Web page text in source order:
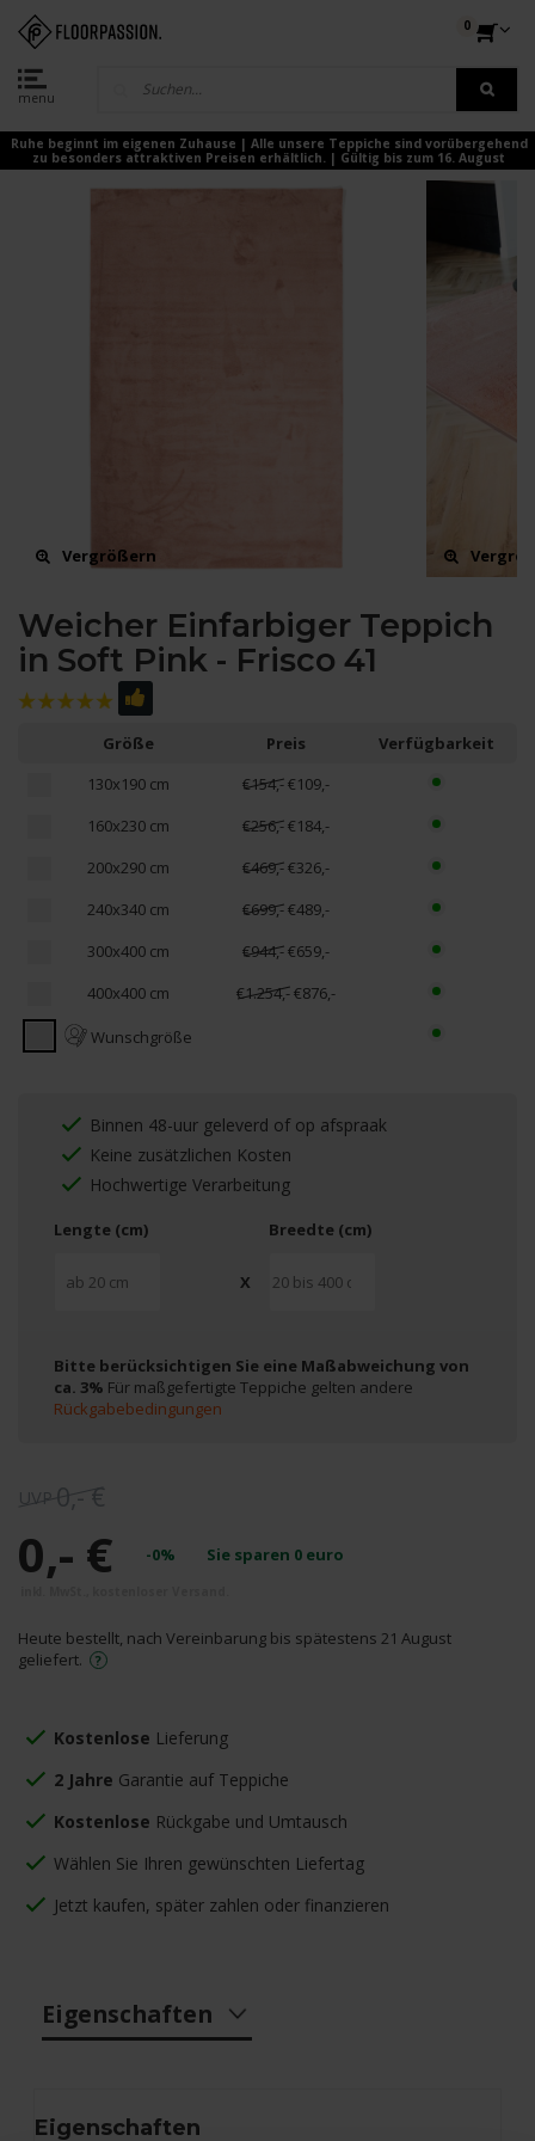
menu
0
Ruhe beginnt im eigenen Zuhause | Alle unsere Teppiche sind vorübergehend
zu besonders attraktiven Preisen erhältlich. | Gültig bis zum 16. August
Vergrößern
Weicher Einfarbiger Teppich
in Soft Pink - Frisco 41
Größe Preis
Verfügbarkeit
130x190 cm
€154,-€109,-
160x230 cm
€256,-€184,-
200x290 cm
€469,-€326,-
240x340 cm
€699,-€489,-
300x400 cm
€944,-€659,-
400x400 cm
€1.254,-€876,-
Wunschgröße
Binnen 48-uur geleverd of op afspraak
Keine zusätzlichen Kosten
Hochwertige Verarbeitung
Lengte (cm) Breedte (cm)
X
Bitte berücksichtigen Sie eine Maßabweichung von
ca. 3% Für maßgefertigte Teppiche gelten andere
Rückgabebedingungen
0,- €
0,- € -0% Sie sparen 0 euro
Heute bestellt, nach Vereinbarung bis spätestens 21 August
geliefert.
Kostenlose Lieferung
2 Jahre Garantie auf Teppiche
Kostenlose Rückgabe und Umtausch
Wählen Sie Ihren gewünschten Liefertag
Jetzt kaufen, später zahlen oder finanzieren
Eigenschaften
Eigenschaften